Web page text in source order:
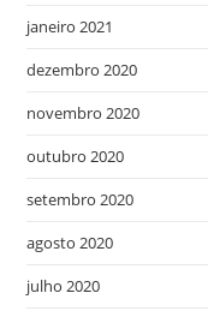
janeiro 2021
dezembro 2020
novembro 2020
outubro 2020
setembro 2020
agosto 2020
julho 2020